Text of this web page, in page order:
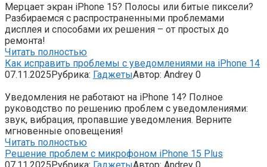
Мерцает экран iPhone 15? Полосы или битые пиксели?
Разбираемся с распространенными проблемами
дисплея и способами их решения – от простых до
ремонта!
Читать полностью
Как исправить проблемы с уведомлениями на iPhone 14
07.11.2025Рубрика: ГаджетыАвтор: Andrey 0
Уведомления не работают на iPhone 14? Полное
руководство по решению проблем с уведомлениями:
звук, вибрация, пропавшие уведомления. Верните
мгновенные оповещения!
Читать полностью
Решение проблем с микрофоном iPhone 15 Plus